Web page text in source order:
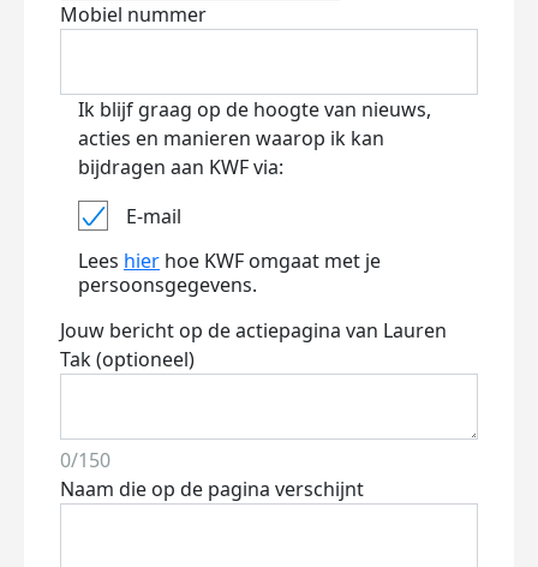
Mobiel nummer
Ik blijf graag op de hoogte van nieuws,
acties en manieren waarop ik kan
bijdragen aan KWF via:
E-mail
Lees hier hoe KWF omgaat met je
persoonsgegevens.
Jouw bericht op de actiepagina van Lauren
Tak (optioneel)
0/150
Naam die op de pagina verschijnt